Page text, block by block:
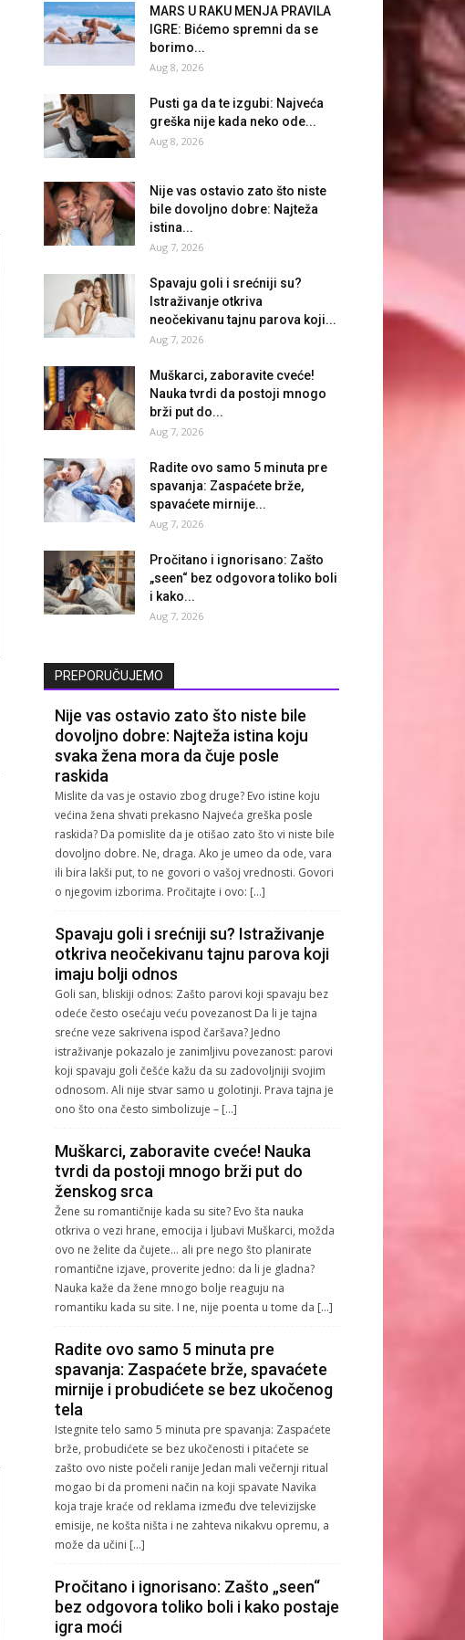
MARS U RAKU MENJA PRAVILA
IGRE: Bićemo spremni da se
borimo...
Aug 8, 2026
Pusti ga da te izgubi: Najveća
greška nije kada neko ode...
Aug 8, 2026
Nije vas ostavio zato što niste
bile dovoljno dobre: Najteža
istina...
Aug 7, 2026
Spavaju goli i srećniji su?
Istraživanje otkriva
neočekivanu tajnu parova koji...
Aug 7, 2026
Muškarci, zaboravite cveće!
Nauka tvrdi da postoji mnogo
brži put do...
Aug 7, 2026
Radite ovo samo 5 minuta pre
spavanja: Zaspaćete brže,
spavaćete mirnije...
Aug 7, 2026
Pročitano i ignorisano: Zašto
„seen“ bez odgovora toliko boli
i kako...
Aug 7, 2026
PREPORUČUJEMO
Nije vas ostavio zato što niste bile
dovoljno dobre: Najteža istina koju
svaka žena mora da čuje posle
raskida
Mislite da vas je ostavio zbog druge? Evo istine koju
većina žena shvati prekasno Najveća greška posle
raskida? Da pomislite da je otišao zato što vi niste bile
dovoljno dobre. Ne, draga. Ako je umeo da ode, vara
ili bira lakši put, to ne govori o vašoj vrednosti. Govori
o njegovim izborima. Pročitajte i ovo: […]
Spavaju goli i srećniji su? Istraživanje
otkriva neočekivanu tajnu parova koji
imaju bolji odnos
Goli san, bliskiji odnos: Zašto parovi koji spavaju bez
odeće često osećaju veću povezanost Da li je tajna
srećne veze sakrivena ispod čaršava? Jedno
istraživanje pokazalo je zanimljivu povezanost: parovi
koji spavaju goli češće kažu da su zadovoljniji svojim
odnosom. Ali nije stvar samo u golotinji. Prava tajna je
ono što ona često simbolizuje – […]
Muškarci, zaboravite cveće! Nauka
tvrdi da postoji mnogo brži put do
ženskog srca
Žene su romantičnije kada su site? Evo šta nauka
otkriva o vezi hrane, emocija i ljubavi Muškarci, možda
ovo ne želite da čujete… ali pre nego što planirate
romantične izjave, proverite jedno: da li je gladna?
Nauka kaže da žene mnogo bolje reaguju na
romantiku kada su site. I ne, nije poenta u tome da […]
Radite ovo samo 5 minuta pre
spavanja: Zaspaćete brže, spavaćete
mirnije i probudićete se bez ukočenog
tela
Istegnite telo samo 5 minuta pre spavanja: Zaspaćete
brže, probudićete se bez ukočenosti i pitaćete se
zašto ovo niste počeli ranije Jedan mali večernji ritual
mogao bi da promeni način na koji spavate Navika
koja traje kraće od reklama između dve televizijske
emisije, ne košta ništa i ne zahteva nikakvu opremu, a
može da učini […]
Pročitano i ignorisano: Zašto „seen“
bez odgovora toliko boli i kako postaje
igra moći